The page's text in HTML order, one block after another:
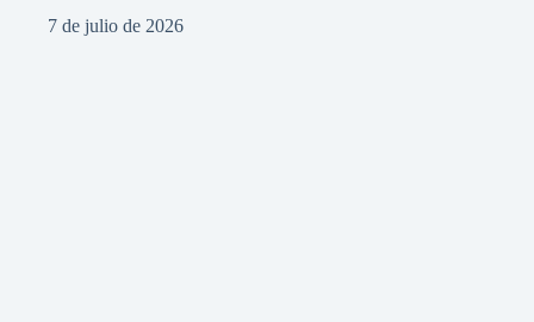
7 de julio de 2026